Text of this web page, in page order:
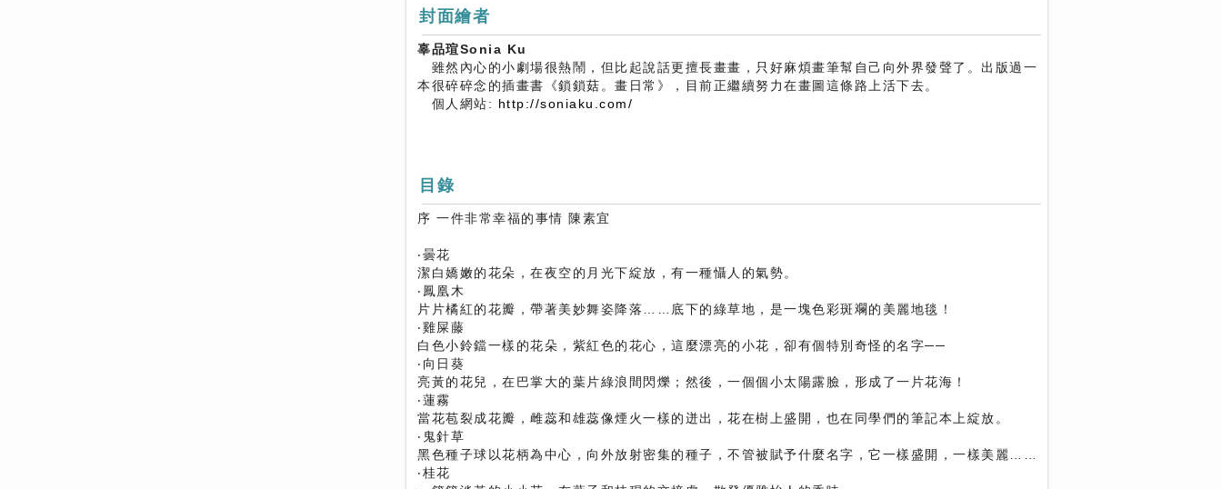
封面繪者
辜品瑄Sonia Ku
雖然內心的小劇場很熱鬧，但比起說話更擅長畫畫，只好麻煩畫筆幫自己向外界發聲了。出版過一
本很碎碎念的插畫書《鎖鎖菇。畫日常》，目前正繼續努力在畫圖這條路上活下去。
個人網站: http://soniaku.com/
目錄
序 一件非常幸福的事情 陳素宜
‧曇花
潔白嬌嫩的花朵，在夜空的月光下綻放，有一種懾人的氣勢。
‧鳳凰木
片片橘紅的花瓣，帶著美妙舞姿降落……底下的綠草地，是一塊色彩斑斕的美麗地毯！
‧雞屎藤
白色小鈴鐺一樣的花朵，紫紅色的花心，這麼漂亮的小花，卻有個特別奇怪的名字──
‧向日葵
亮黃的花兒，在巴掌大的葉片綠浪間閃爍；然後，一個個小太陽露臉，形成了一片花海！
‧蓮霧
當花苞裂成花瓣，雌蕊和雄蕊像煙火一樣的迸出，花在樹上盛開，也在同學們的筆記本上綻放。
‧鬼針草
黑色種子球以花柄為中心，向外放射密集的種子，不管被賦予什麼名字，它一樣盛開，一樣美麗……
‧桂花